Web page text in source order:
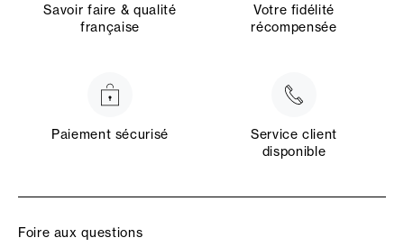
Savoir faire & qualité
française
Votre fidélité
récompensée
Paiement sécurisé
Service client
disponible
Foire aux questions